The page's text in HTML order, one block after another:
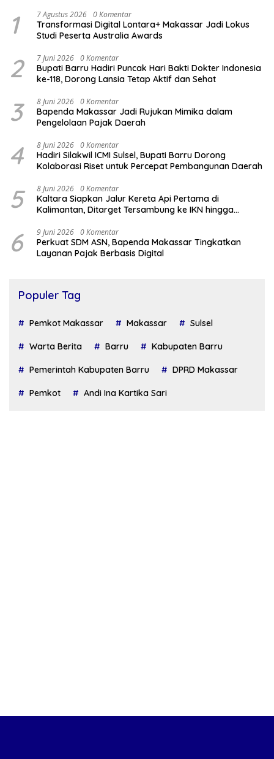
1 7 Agustus 2026 0 Komentar
Transformasi Digital Lontara+ Makassar Jadi Lokus
Studi Peserta Australia Awards
2 7 Juni 2026 0 Komentar
Bupati Barru Hadiri Puncak Hari Bakti Dokter Indonesia
ke-118, Dorong Lansia Tetap Aktif dan Sehat
3 8 Juni 2026 0 Komentar
Bapenda Makassar Jadi Rujukan Mimika dalam
Pengelolaan Pajak Daerah
4 8 Juni 2026 0 Komentar
Hadiri Silakwil ICMI Sulsel, Bupati Barru Dorong
Kolaborasi Riset untuk Percepat Pembangunan Daerah
5 8 Juni 2026 0 Komentar
Kaltara Siapkan Jalur Kereta Api Pertama di
Kalimantan, Ditarget Tersambung ke IKN hingga
6 9 Juni 2026 0 Komentar
Perkuat SDM ASN, Bapenda Makassar Tingkatkan
Layanan Pajak Berbasis Digital
Populer Tag
Pemkot Makassar Makassar Sulsel
Warta Berita Barru Kabupaten Barru
Pemerintah Kabupaten Barru DPRD Makassar
Pemkot Andi Ina Kartika Sari